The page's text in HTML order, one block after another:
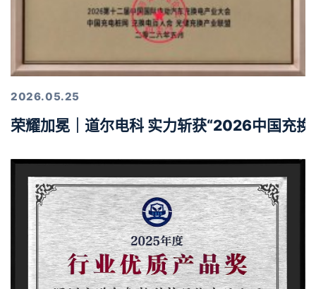
2026.05.25
荣耀加冕｜道尔电科 实力斩获“2026中国充换